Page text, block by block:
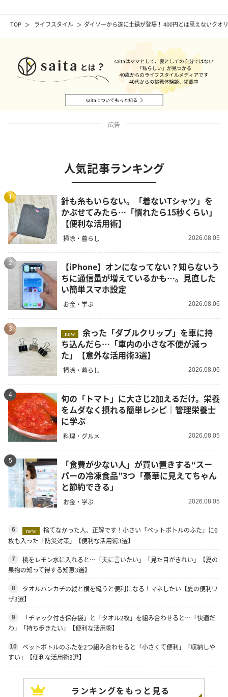
TOP ライフスタイル ダイソーから遂に土鍋が登場！ 400円とは思えないクオ
広告
人気記事ランキング
1
針も糸もいらない。「着ないTシャツ」を
かぶせてみたら…「慣れたら15秒くらい」
【便利な活用術】
掃除・暮らし 2026.08.05
2
【iPhone】オンになってない？知らないう
ちに通信量が増えているかも…。見直した
い簡単スマホ設定
お金・学ぶ 2026.08.06
3
new
余った「ダブルクリップ」を車に持
ち込んだら…「車内の小さな不便が減っ
た」【意外な活用術3選】
掃除・暮らし 2026.08.06
4
旬の「トマト」に大さじ2加えるだけ。栄養
をムダなく摂れる簡単レシピ｜管理栄養士
に学ぶ
料理・グルメ 2026.08.05
5
「食費が少ない人」が買い置きする“スー
パーの冷凍食品”3つ「豪華に見えてちゃん
と節約できる」
お金・学ぶ 2026.08.05
6 new
捨てなかった人、正解です！小さい「ペットボトルのふた」に6
枚も入った「防災対策」【便利な活用術3選】
7
桃をレモン水に入れると…「夫に言いたい」「見た目がきれい」【夏の
果物の知って得する知恵3選】
8
タオルハンカチの縦と横を縫うと便利になる！マネしたい【夏の便利ワ
ザ3選】
9
「チャック付き保存袋」と「タオル2枚」を組み合わせると…「快適だ
わ」「持ち歩きたい」【便利な活用術】
10
ペットボトルのふたを2つ組み合わせると「小さくて便利」「収納しや
すい」【便利な活用術3選】
ランキングをもっと見る